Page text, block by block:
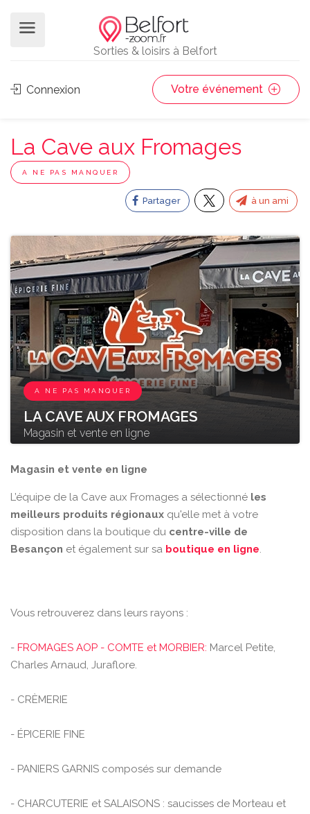
Sorties & loisirs à Belfort
Connexion Votre événement
La Cave aux Fromages
A NE PAS MANQUER
Partager à un ami
A NE PAS MANQUER
LA CAVE AUX FROMAGES
Magasin et vente en ligne
Magasin et vente en ligne
L’équipe de la Cave aux Fromages a sélectionné les
meilleurs produits régionaux qu'elle met à votre
disposition dans la boutique du centre-ville de
Besançon et également sur sa boutique en ligne.
Vous retrouverez dans leurs rayons :
- FROMAGES AOP - COMTE et MORBIER: Marcel Petite,
Charles Arnaud, Juraflore.
- CRÈMERIE
- ÉPICERIE FINE
- PANIERS GARNIS composés sur demande
- CHARCUTERIE et SALAISONS : saucisses de Morteau et